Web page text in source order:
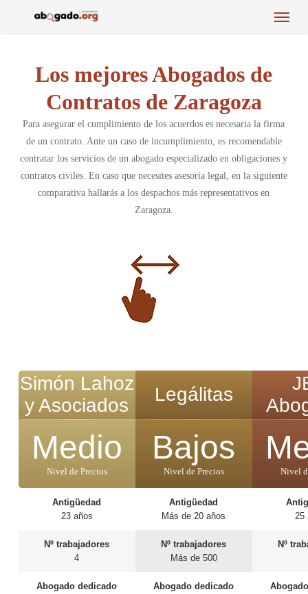
Menu
Los mejores Abogados de
Contratos de Zaragoza
Para asegurar el cumplimiento de los acuerdos es necesaria la firma
de un contrato. Ante un caso de incumplimiento, es recomendable
contratar los servicios de un abogado especializado en obligaciones y
contratos civiles. En caso que necesites asesoría legal, en la siguiente
comparativa hallarás a los despachos más representativos en
Zaragoza.
Simón Lahoz
y Asociados
Medio
Nivel de Precios
Antigüedad
23 años
Nº trabajadores
4
Abogado dedicado
Legálitas
Bajos
Nivel de Precios
Antigüedad
Más de 20 años
Nº trabajadores
Más de 500
Abogado dedicado
Nivel
25
Nº